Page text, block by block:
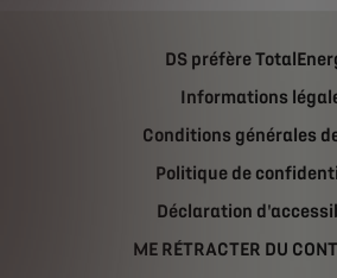
DS préfère
Informations
Conditions générales
Politique de
Déclaration
ME RÉTRACTER DU